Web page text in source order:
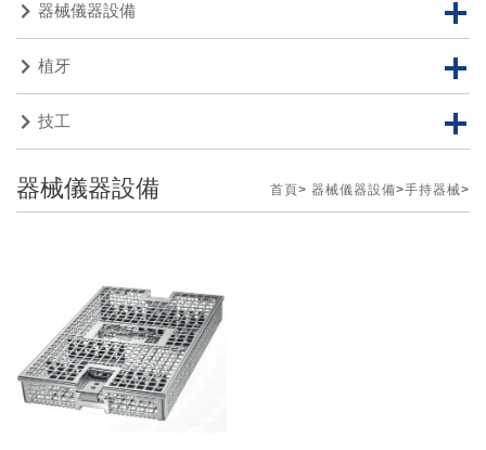
器械儀器設備
植牙
技工
器械儀器設備 首頁> 器械儀器設備>手持器械>